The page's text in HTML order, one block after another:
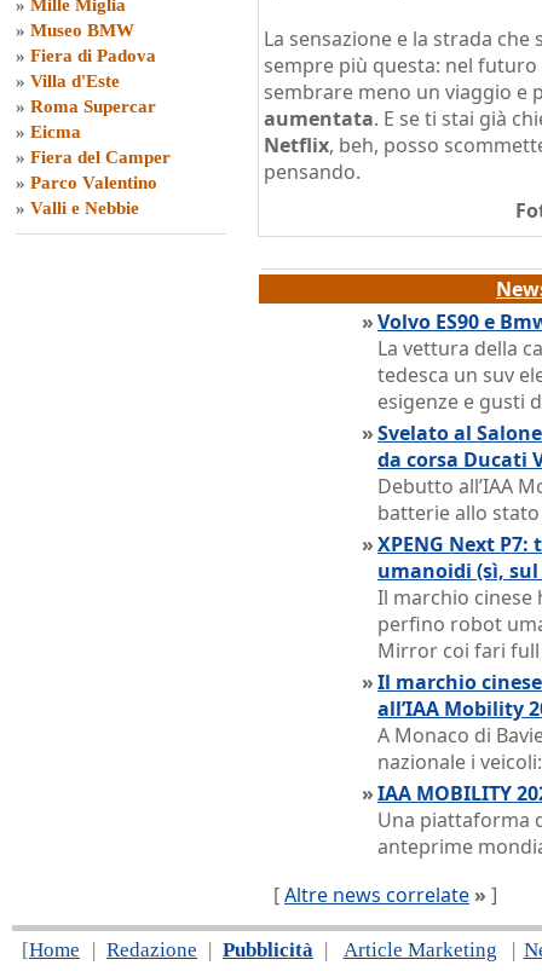
» Mille Miglia
» Museo BMW
» Fiera di Padova
» Villa d'Este
» Roma Supercar
» Eicma
» Fiera del Camper
» Parco Valentino
» Valli e Nebbie
La sensazione e la strada
sempre più questa: nel
sembrare meno un viaggio e
aumentata. E se ti stai già
Netflix, beh, posso
pensando.
»Volvo ES90 e
La vettura della
tedesca un suv
esigenze e gusti
»Svelato al
da corsa Ducati
Debutto all’IAA
batterie allo
»XPENG Next
umanoidi (sì, sul
Il marchio cinese
perfino robot
Mirror coi fari full
»Il marchio
all’IAA Mobility
A Monaco di
nazionale i
»IAA MOBILITY
Una piattaforma
anteprime
[Altre news correlate » ]
[Home | Redazione | Pubblicità | Article Marketing |